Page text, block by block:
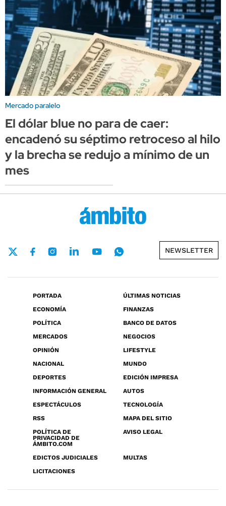
Mercado paralelo
El dólar blue no para de caer:
encadenó su séptimo retroceso al hilo
y la brecha se redujo a mínimo de un
mes
NEWSLETTER
PORTADA
ÚLTIMAS NOTICIAS
ECONOMÍA
FINANZAS
POLÍTICA
BANCO DE DATOS
MERCADOS
NEGOCIOS
OPINIÓN
LIFESTYLE
NACIONAL
MUNDO
DEPORTES
EDICIÓN IMPRESA
INFORMACIÓN GENERAL
AUTOS
ESPECTÁCULOS
TECNOLOGÍA
RSS
MAPA DEL SITIO
POLÍTICA DE
PRIVACIDAD DE
ÁMBITO.COM
AVISO LEGAL
EDICTOS JUDICIALES
MULTAS
LICITACIONES